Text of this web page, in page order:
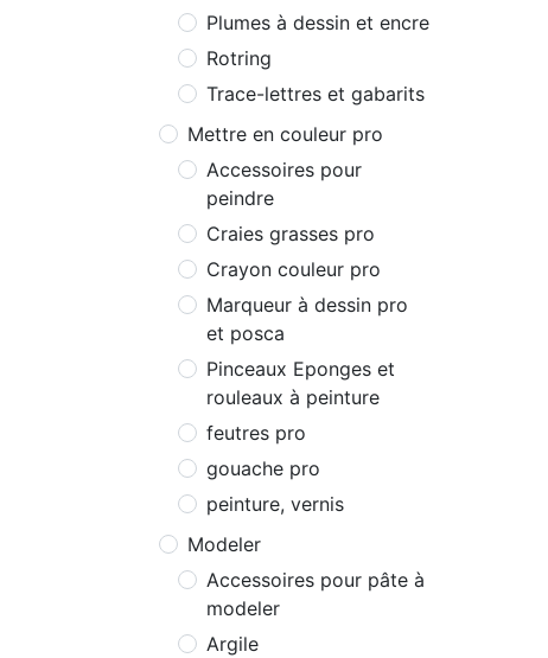
Plumes à dessin et encre
Rotring
Trace-lettres et gabarits
Mettre en couleur pro
Accessoires pour
peindre
Craies grasses pro
Crayon couleur pro
Marqueur à dessin pro
et posca
Pinceaux Eponges et
rouleaux à peinture
feutres pro
gouache pro
peinture, vernis
Modeler
Accessoires pour pâte à
modeler
Argile